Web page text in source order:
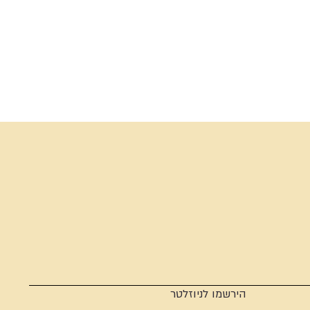
הירשמו לניוזלטר